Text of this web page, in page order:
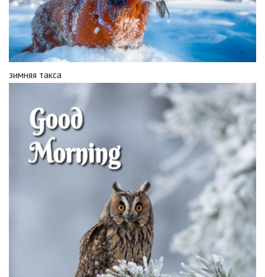
зимняя такса